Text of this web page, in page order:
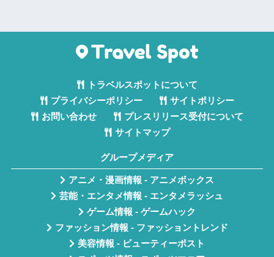
トラベルスポットについて
プライバシーポリシー
サイトポリシー
お問い合わせ
プレスリリース受付について
サイトマップ
グループメディア
アニメ・漫画情報 - アニメボックス
芸能・エンタメ情報 - エンタメラッシュ
ゲーム情報 - ゲームハック
ファッション情報 - ファッショントレンド
美容情報 - ビューティーポスト